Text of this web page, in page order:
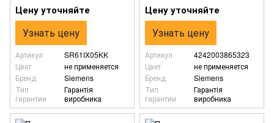
Цену уточняйте
Узнать цену
Артикул
SR61IX05KK
Цвет
не применяется
Бренд
Siemens
Тип
гарантии
Гарантія
виробника
Цену уточняйте
Узнать цену
Артикул
4242003865323
Цвет
не применяется
Бренд
Siemens
Тип
гарантии
Гарантія
виробника